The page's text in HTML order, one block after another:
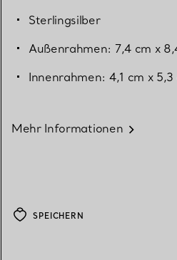
Sterlingsilber
Außenrahmen: 7,4 cm x
Innenrahmen: 4,1 cm x
Mehr Informationen
SPEICHERN